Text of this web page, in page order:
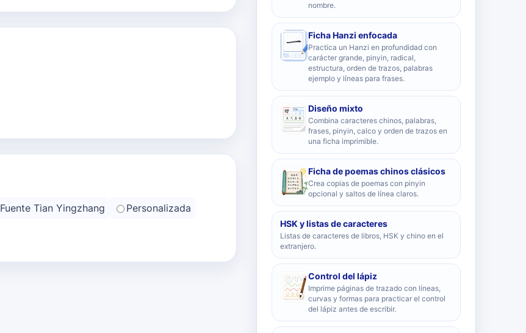
Fuente Tian Yingzhang
Personalizada
nombre.
Ficha Hanzi enfocada
Practica un Hanzi en profundidad con
carácter grande, pinyin, radical,
estructura, orden de trazos, palabras
ejemplo y líneas para frases.
Diseño mixto
Combina caracteres chinos, palabras,
frases, pinyin, calco y orden de trazos en
una ficha imprimible.
Ficha de poemas chinos clásicos
Crea copias de poemas con pinyin
opcional y saltos de línea claros.
HSK y listas de caracteres
Listas de caracteres de libros, HSK y chino en el
extranjero.
Control del lápiz
Imprime páginas de trazado con líneas,
curvas y formas para practicar el control
del lápiz antes de escribir.